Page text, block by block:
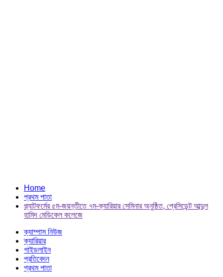
Home
প্রথম পাতা
প্ল্যাটফর্মের ৫ম-জয়ন্তীতে ৭ম-ক্যারিয়ার সেমিনার অনুষ্ঠিত, প্রেসিডেন্ট আব্দুল
হামিদ মেডিকেল কলেজে
ক্যাম্পাস নিউজ
ক্যারিয়ার
গাইডলাইন
প্রতিবেদন
প্রথম পাতা